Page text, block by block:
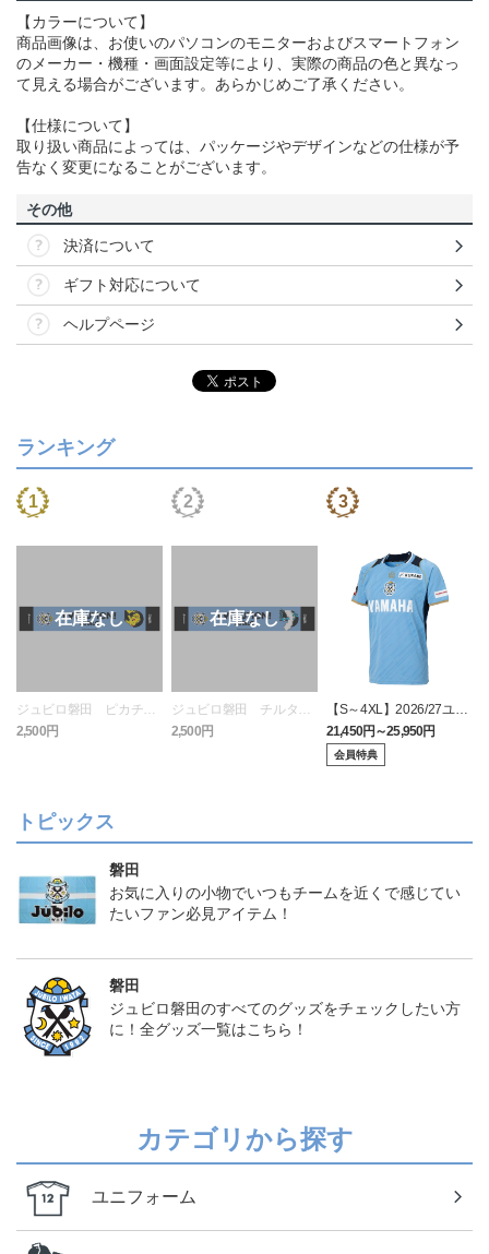
【カラーについて】
商品画像は、お使いのパソコンのモニターおよびスマートフォン
のメーカー・機種・画面設定等により、実際の商品の色と異なっ
て見える場合がございます。あらかじめご了承ください。
【仕様について】
取り扱い商品によっては、パッケージやデザインなどの仕様が予
告なく変更になることがございます。
その他
決済について
ギフト対応について
ヘルプページ
ランキング
ジュビロ磐田 ピカチュ
ウ タオルマフラー
2,500円
ジュビロ磐田 チルタリ
ス タオルマフラー
2,500円
【S～4XL】2026/27ユニ
フォーム オーセンティッ
クモデル:FP1st
21,450円～25,950円
会員特典
トピックス
磐田
お気に入りの小物でいつもチームを近くで感じてい
たいファン必見アイテム！
磐田
ジュビロ磐田のすべてのグッズをチェックしたい方
に！全グッズ一覧はこちら！
カテゴリから探す
ユニフォーム